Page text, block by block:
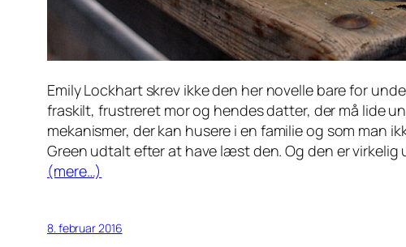
Emily Lockhart skrev ikke den her novelle bare for
fraskilt, frustreret mor og hendes datter, der må lide
mekanismer, der kan husere i en familie og som man
Green udtalt efter at have læst den. Og den er virkelig
(mere…)
8. februar 2016